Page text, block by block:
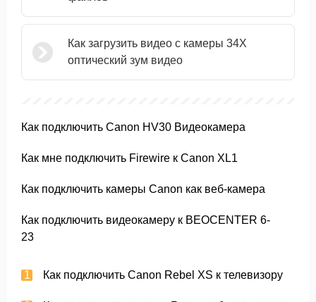
Как загрузить видео с камеры 34X
оптический зум видео
Как подключить Canon HV30 Видеокамера
Как мне подключить Firewire к Canon XL1
Как подключить камеры Canon как веб-камера
Как подключить видеокамеру к BEOCENTER 6-
23
Как подключить Canon Rebel XS к телевизору